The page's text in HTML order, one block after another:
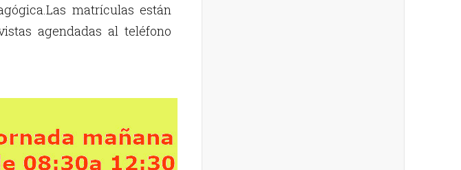
as matrículas están
agendadas al teléfono